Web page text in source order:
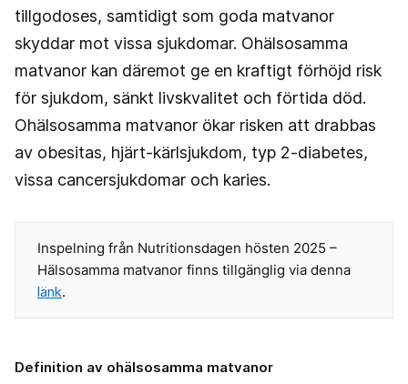
tillgodoses, samtidigt som goda matvanor
skyddar mot vissa sjukdomar. Ohälsosamma
matvanor kan däremot ge en kraftigt förhöjd risk
för sjukdom, sänkt livskvalitet och förtida död.
Ohälsosamma matvanor ökar risken att drabbas
av obesitas, hjärt-kärlsjukdom, typ 2-diabetes,
vissa cancersjukdomar och karies.
Inspelning från Nutritionsdagen hösten 2025 –
Hälsosamma matvanor finns tillgänglig via denna
länk.
Definition av ohälsosamma matvanor